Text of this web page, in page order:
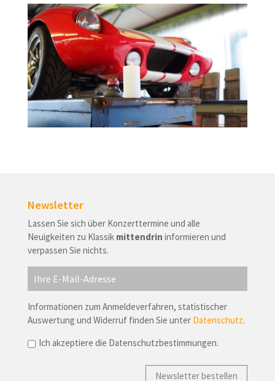
Newsletter
Lassen Sie sich über Konzerttermine und alle
Neuigkeiten zu Klassik mittendrin informieren und
verpassen Sie nichts.
Informationen zum Anmeldeverfahren, statistischer
Auswertung und Widerruf finden Sie unter Datenschutz.
Ich akzeptiere die Datenschutzbestimmungen.